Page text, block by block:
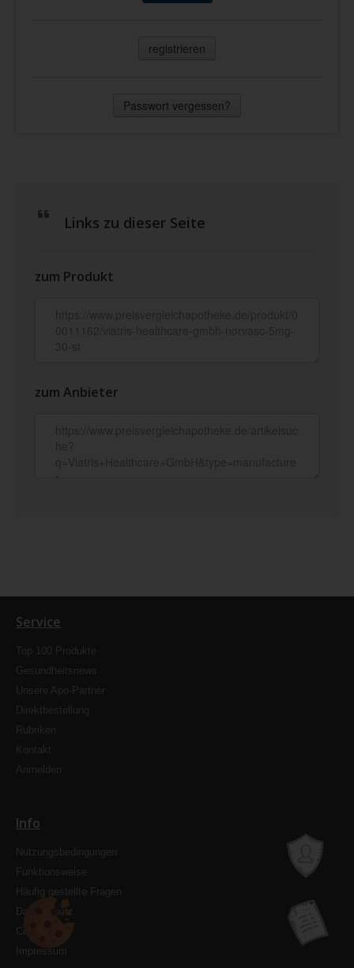
registrieren
Passwort vergessen?
Links zu dieser Seite
zum Produkt
zum Anbieter
Service
Top 100 Produkte
Gesundheitsnews
Unsere Apo-Partner
Direktbestellung
Rubriken
Kontakt
Anmelden
Info
Nutzungsbedingungen
Funktionsweise
Häufig gestellte Fragen
Datenschutz
Cookies
Impressum